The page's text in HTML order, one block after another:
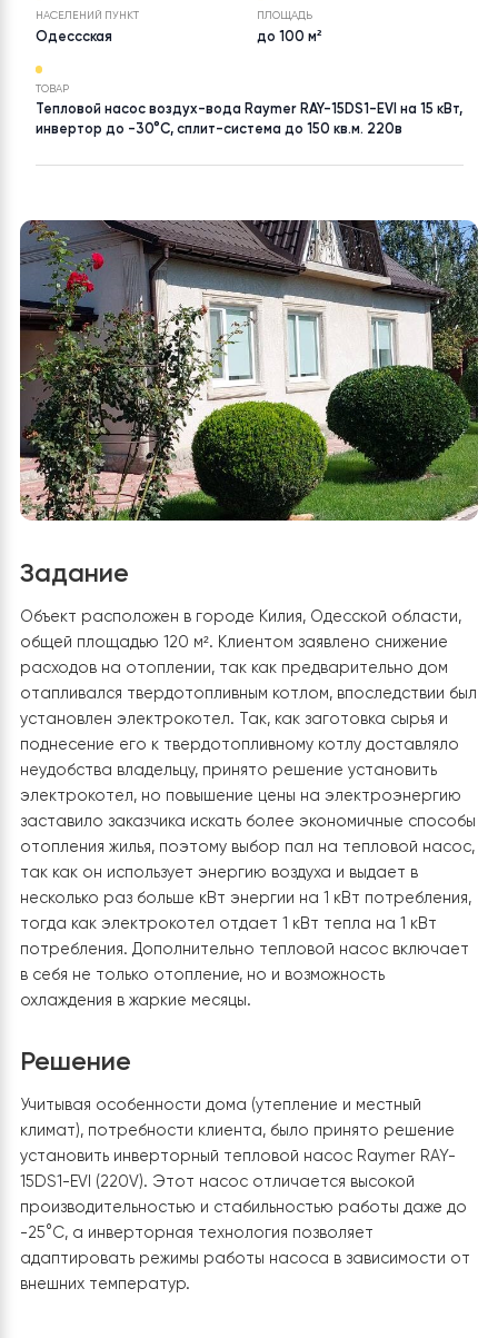
НАСЕЛЕНИЙ ПУНКТ
Одессская
ПЛОЩАДЬ
до 100 м²
Тепловой насос воздух-вода Raymer RAY-15DS1-EVI на 15
инвертор до -30°C, сплит-система до 150 кв.м. 220в
Задание
Объект расположен в городе Килия, Одесской
общей площадью 120 м². Клиентом заявлено снижение
расходов на отоплении, так как предварительно дом
отапливался твердотопливным котлом, впоследствии
установлен электрокотел. Так, как заготовка сырья и
поднесение его к твердотопливному котлу
неудобства владельцу, принято решение установить
электрокотел, но повышение цены на
заставило заказчика искать более экономичные
так как он использует энергию воздуха и выдает в
несколько раз больше кВт энергии на 1 кВт
тогда как электрокотел отдает 1 кВт тепла на 1 кВт
потребления. Дополнительно тепловой насос
в себя не только отопление, но и возможность
охлаждения в жаркие месяцы.
Решение